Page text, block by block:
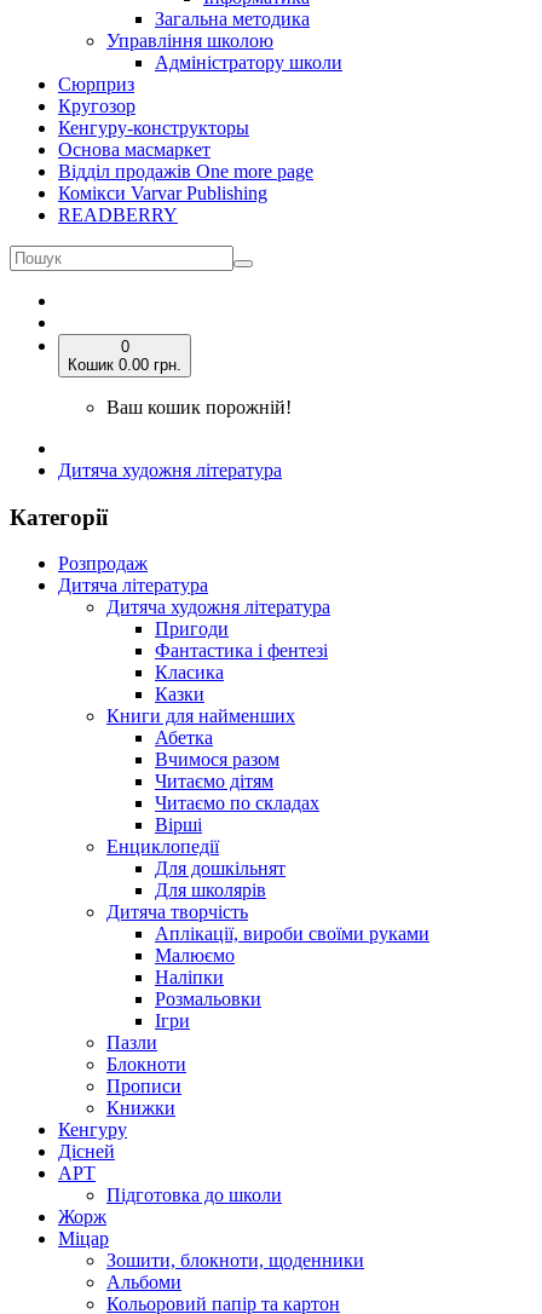
Загальна методика
Управління школою
Адміністратору школи
Сюрприз
Кругозор
Кенгуру-конструкторы
Основа масмаркет
Відділ продажів One more page
Комікси Varvar Publishing
READBERRY
0
Кошик 0.00 грн.
Ваш кошик порожній!
Дитяча художня література
Категорії
Розпродаж
Дитяча література
Дитяча художня література
Пригоди
Фантастика і фентезі
Класика
Казки
Книги для найменших
Абетка
Вчимося разом
Читаємо дітям
Читаємо по складах
Вірші
Енциклопедії
Для дошкільнят
Для школярів
Дитяча творчість
Аплікації, вироби своїми руками
Малюємо
Наліпки
Розмальовки
Ігри
Пазли
Блокноти
Прописи
Книжки
Кенгуру
Дісней
АРТ
Підготовка до школи
Жорж
Міцар
Зошити, блокноти, щоденники
Альбоми
Кольоровий папір та картон